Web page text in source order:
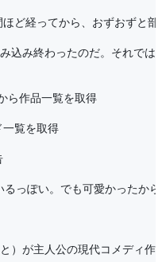
ど経ってから、おずおずと部
込み終わったのだ。それでは
ら作品一覧を取得
覧を取得
っぽい。でも可愛かったか
）が主人公の現代コメディ